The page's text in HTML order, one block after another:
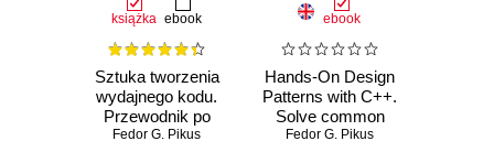
książka ebook
Sztuka tworzenia
wydajnego kodu.
Przewodnik po
zaawansowanych
Fedor G. Pikus
ebook
Hands-On Design
Patterns with C++.
Solve common
C++ problems with
Fedor G. Pikus